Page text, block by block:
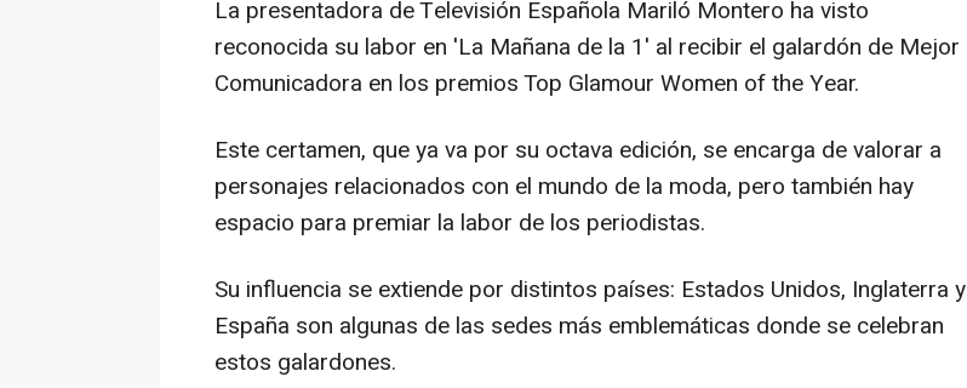
La presentadora de Televisión Española Mariló Montero ha visto
reconocida su labor en 'La Mañana de la 1' al recibir el galardón de Mejor
Comunicadora en los premios Top Glamour Women of the Year.
Este certamen, que ya va por su octava edición, se encarga de valorar a
personajes relacionados con el mundo de la moda, pero también hay
espacio para premiar la labor de los periodistas.
Su influencia se extiende por distintos países: Estados Unidos, Inglaterra y
España son algunas de las sedes más emblemáticas donde se celebran
estos galardones.